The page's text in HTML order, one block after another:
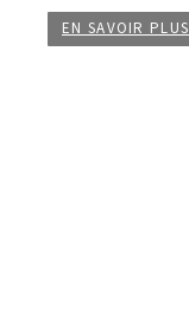
EN SAVOIR PLUS